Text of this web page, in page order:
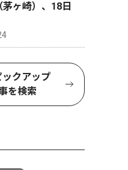
2026.07.31
か
ヶ崎）、18日
クアップ
を検索